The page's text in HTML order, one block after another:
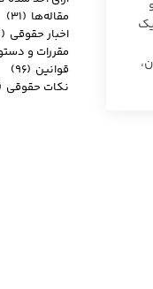
به اینکه زیرساخت‌ها را از قبل آماده کرده، ماده ۳ و
شدن آیین‌نامه ماده ۳ قانون،
مقاله‌ها (۳۱)
اخبار حقوقی (۲۰۱)
مقررات و
قوانین (۹۶)
نکات حقوقی